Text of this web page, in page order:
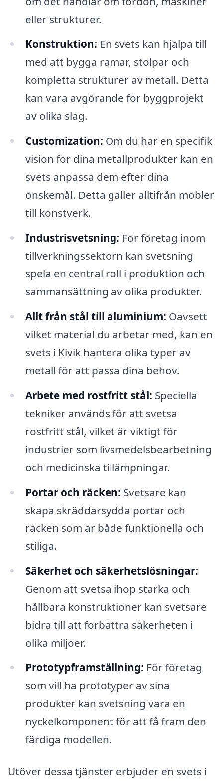
eller strukturer.
Konstruktion: En svets kan hjälpa till
med att bygga ramar, stolpar och
kompletta strukturer av metall. Detta
kan vara avgörande för byggprojekt
av olika slag.
Customization: Om du har en specifik
vision för dina metallprodukter kan en
svets anpassa dem efter dina
önskemål. Detta gäller alltifrån möbler
till konstverk.
Industrisvetsning: För företag inom
tillverkningssektorn kan svetsning
spela en central roll i produktion och
sammansättning av olika produkter.
Allt från stål till aluminium: Oavsett
vilket material du arbetar med, kan en
svets i Kivik hantera olika typer av
metall för att passa dina behov.
Arbete med rostfritt stål: Speciella
tekniker används för att svetsa
rostfritt stål, vilket är viktigt för
industrier som livsmedelsbearbetning
och medicinska tillämpningar.
Portar och räcken: Svetsare kan
skapa skräddarsydda portar och
räcken som är både funktionella och
stiliga.
Säkerhet och säkerhetslösningar:
Genom att svetsa ihop starka och
hållbara konstruktioner kan svetsare
bidra till att förbättra säkerheten i
olika miljöer.
Prototypframställning: För företag
som vill ha prototyper av sina
produkter kan svetsning vara en
nyckelkomponent för att få fram den
färdiga modellen.
Utöver dessa tjänster erbjuder en svets i